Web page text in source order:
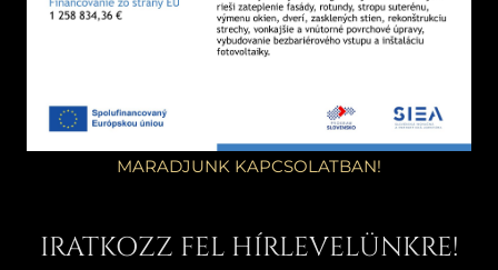
MARADJUNK KAPCSOLATBAN!
IRATKOZZ FEL HÍRLEVELÜNKRE!